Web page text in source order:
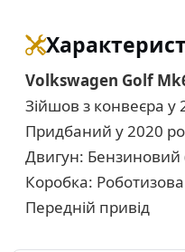
Volkswagen Golf
Зійшов з конвеєра у
Придбаний у 2020
Двигун: Бензиновий
Коробка:
Передній привід